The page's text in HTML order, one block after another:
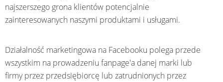
najszerszego grona klientów potencjalnie
zainteresowanych naszymi produktami i usługami.
Działalność marketingowa na Facebooku polega przede
wszystkim na prowadzeniu fanpage'a danej marki lub
firmy przez przedsiębiorcę lub zatrudnionych przez